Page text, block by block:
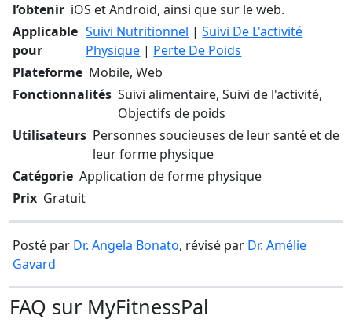
l’obtenir iOS et Android, ainsi que sur le web.
Applicable
pour
Suivi Nutritionnel |Suivi De L'activité
Physique | Perte De Poids
Plateforme Mobile, Web
Fonctionnalités Suivi alimentaire, Suivi de l'activité,
Objectifs de poids
Utilisateurs Personnes soucieuses de leur santé et de
leur forme physique
Catégorie Application de forme physique
Prix Gratuit
Posté par Dr. Angela Bonato, révisé par Dr. Amélie
Gavard
FAQ sur MyFitnessPal